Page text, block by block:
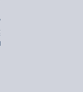
Cobain
Baik untuk Kesehatan